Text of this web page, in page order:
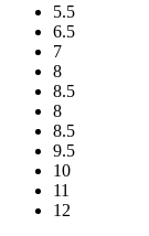
5.5
6.5
7
8
8.5
8
8.5
9.5
10
11
12